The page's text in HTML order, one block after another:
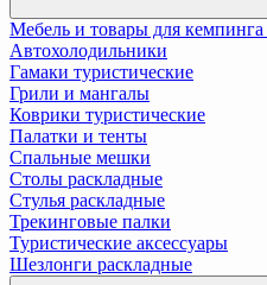
Мебель и товары для кемпинга
Автохолодильники
Гамаки туристические
Грили и мангалы
Коврики туристические
Палатки и тенты
Спальные мешки
Столы раскладные
Стулья раскладные
Трекинговые палки
Туристические аксессуары
Шезлонги раскладные